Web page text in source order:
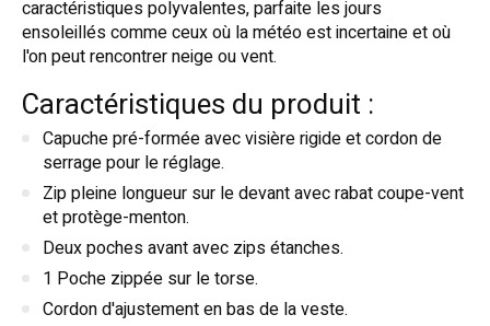
caractéristiques polyvalentes, parfaite les jours
ensoleillés comme ceux où la météo est incertaine et où
l'on peut rencontrer neige ou vent.
Caractéristiques du produit :
Capuche pré-formée avec visière rigide et cordon de
serrage pour le réglage.
Zip pleine longueur sur le devant avec rabat coupe-vent
et protège-menton.
Deux poches avant avec zips étanches.
1 Poche zippée sur le torse.
Cordon d'ajustement en bas de la veste.